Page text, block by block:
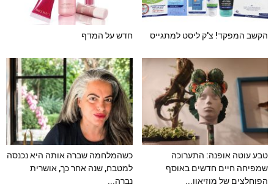
הקשב המפקד! צ'ק ליסט למתגייס חדש על המדף
טבע עוטה אופנה: התערוכה
שמפיחה חיים חדשים באוסף
הפוחלצים של מוזיאון...
כשהמלחמה שברה אותה היא נכנסה
למטבח, שנה אחר כך, אושרית
נברה...